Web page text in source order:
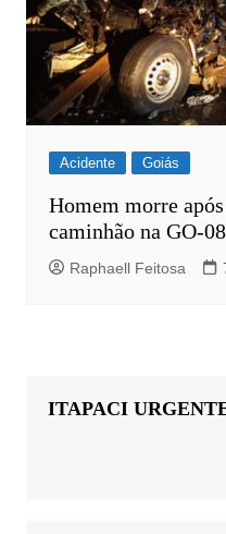
Acidente Goiás
Homem morre
caminhão na GO-
Raphaell Feitosa
ITAPACI